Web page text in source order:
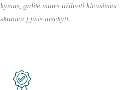
galite mums užduoti klausimus
į juos atsakyti.